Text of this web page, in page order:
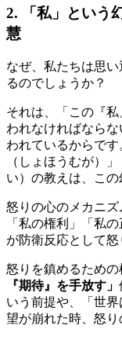
2. 「私」という
慧
なぜ、私たちは思
るのでしょうか？
それは、「この『
われなければなら
われているからで
（しょほうむが）
い）の教えは、この
怒りの心のメカニズ
「私の権利」「私
が防衛反応として怒
怒りを鎮めるための
『期待』を手放す」
いう前提や、「世
望が崩れた時、怒り